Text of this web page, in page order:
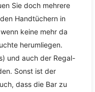
Sie doch mehrere
Handtüchern in
keine mehr da
herumliegen.
und auch der Regal-
Sonst ist der
dass die Bar zu